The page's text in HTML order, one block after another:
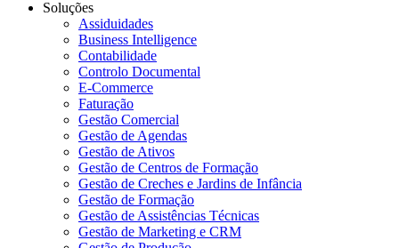
Soluções
Assiduidades
Business Intelligence
Contabilidade
Controlo Documental
E-Commerce
Faturação
Gestão Comercial
Gestão de Agendas
Gestão de Ativos
Gestão de Centros de Formação
Gestão de Creches e Jardins de Infância
Gestão de Formação
Gestão de Assistências Técnicas
Gestão de Marketing e CRM